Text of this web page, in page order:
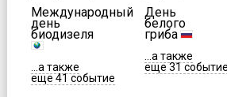
Международный
день
биодизеля
...а также
еще 41 событие
День
белого
гриба
...а также
еще 31 событие